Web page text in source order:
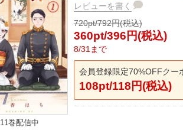
11巻配信中
レビューを書く
720pt/792円(税込)
360pt/396円(税込)
8/31まで
会員登録限定70%OFFクー
108pt/118円(税込)